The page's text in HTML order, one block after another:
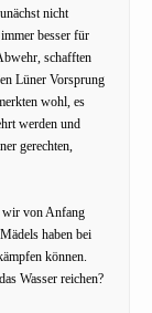
nicht
besser für
schafften
Lüner Vorsprung
wohl, es
werden und
gerechten,
wir von Anfang
haben bei
können.
Wasser reichen?